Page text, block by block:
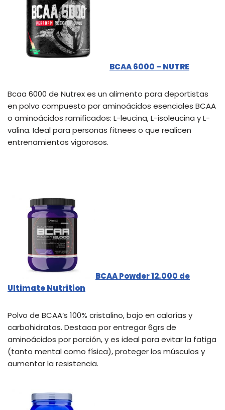
BCAA 6000 – NUTRE
Bcaa 6000 de Nutrex es un alimento para deportistas
en polvo compuesto por aminoácidos esenciales BCAA
o aminoácidos ramificados: L-leucina, L-isoleucina y L-
valina. Ideal para personas fitnees o que realicen
entrenamientos vigorosos.
BCAA Powder 12.000 de
Ultimate Nutrition
Polvo de BCAA’s 100% cristalino, bajo en calorías y
carbohidratos. Destaca por entregar 6grs de
aminoácidos por porción, y es ideal para evitar la fatiga
(tanto mental como física), proteger los músculos y
aumentar la resistencia.